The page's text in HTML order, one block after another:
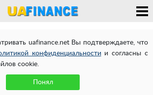
uafinance.net Вы подтверждаете, что
конфиденциальности и согласны с
cookie.
Понял